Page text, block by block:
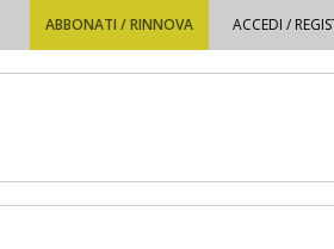
ABBONATI / RINNOVA ACCEDI /